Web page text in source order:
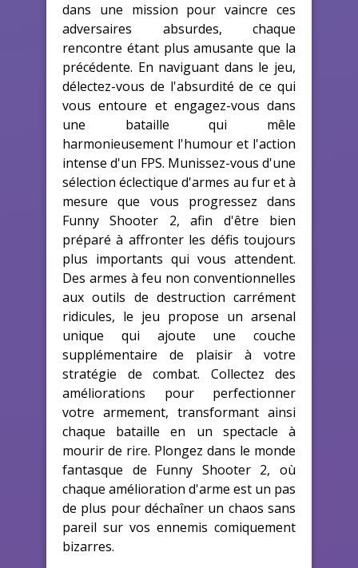
dans une mission pour vaincre ces
adversaires absurdes, chaque
rencontre étant plus amusante que la
précédente. En naviguant dans le jeu,
délectez-vous de l'absurdité de ce qui
vous entoure et engagez-vous dans
une bataille qui mêle
harmonieusement l'humour et l'action
intense d'un FPS. Munissez-vous d'une
sélection éclectique d'armes au fur et à
mesure que vous progressez dans
Funny Shooter 2, afin d'être bien
préparé à affronter les défis toujours
plus importants qui vous attendent.
Des armes à feu non conventionnelles
aux outils de destruction carrément
ridicules, le jeu propose un arsenal
unique qui ajoute une couche
supplémentaire de plaisir à votre
stratégie de combat. Collectez des
améliorations pour perfectionner
votre armement, transformant ainsi
chaque bataille en un spectacle à
mourir de rire. Plongez dans le monde
fantasque de Funny Shooter 2, où
chaque amélioration d'arme est un pas
de plus pour déchaîner un chaos sans
pareil sur vos ennemis comiquement
bizarres.